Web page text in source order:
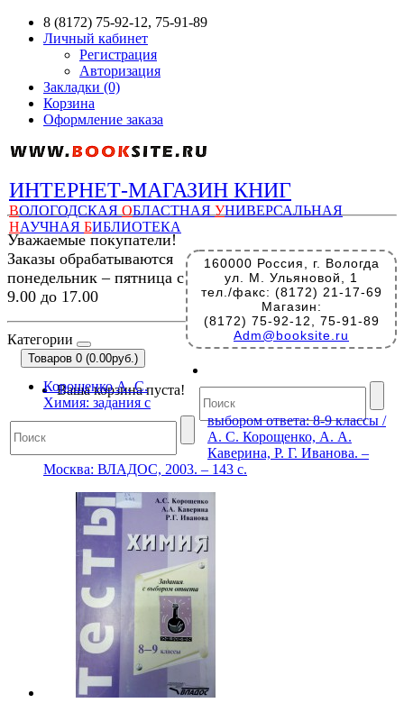
8 (8172) 75-92-12, 75-91-89
Личный кабинет
Регистрация
Авторизация
Закладки (0)
Корзина
Оформление заказа
ИНТЕРНЕТ-МАГАЗИН КНИГ
ВОЛОГОДСКАЯ ОБЛАСТНАЯ УНИВЕРСАЛЬНАЯ
НАУЧНАЯ БИБЛИОТЕКА
160000 Россия, г. Вологда
ул. М. Ульяновой, 1
тел./факс: (8172) 21-17-69
Магазин:
(8172) 75-92-12, 75-91-89
Adm@booksite.ru
Уважаемые покупатели!
Заказы обрабатываются
понедельник – пятница с
9.00 до 17.00
Категории
Товаров 0 (0.00руб.)
Ваша корзина пуста!
Корощенко А. С.
Химия: задания с
выбором ответа: 8-9 классы /
А. С. Корощенко, А. А.
Каверина, Р. Г. Иванова. –
Москва: ВЛАДОС, 2003. – 143 с.